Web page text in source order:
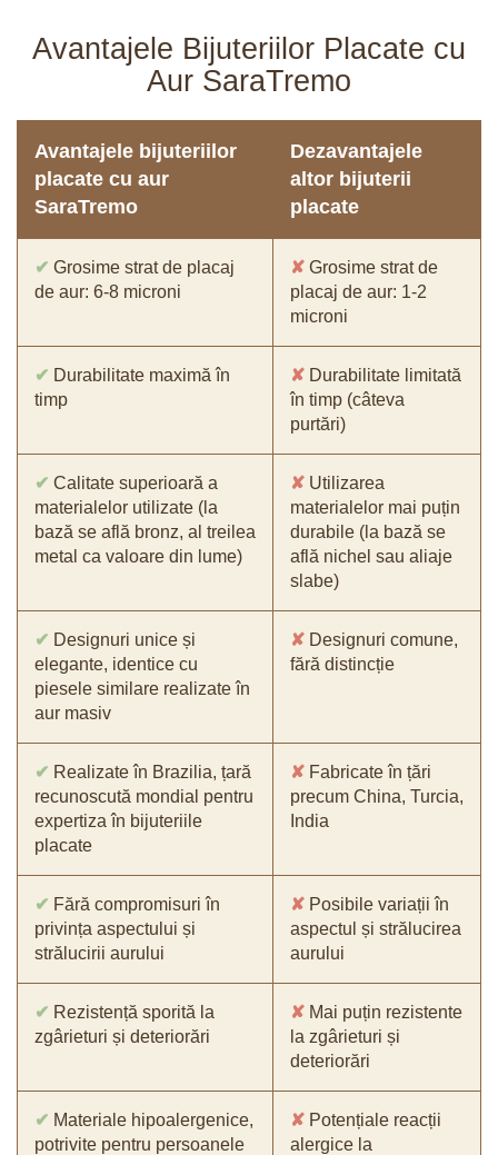
Avantajele Bijuteriilor Placate cu
Aur SaraTremo
Avantajele bijuteriilor
placate cu aur
SaraTremo
Dezavantajele
altor bijuterii
placate
✔ Grosime strat de placaj
de aur: 6-8 microni
✘ Grosime strat de
placaj de aur: 1-2
microni
✔ Durabilitate maximă în
timp
✘ Durabilitate limitată
în timp (câteva
purtări)
✔ Calitate superioară a
materialelor utilizate (la
bază se află bronz, al treilea
metal ca valoare din lume)
✘ Utilizarea
materialelor mai puțin
durabile (la bază se
află nichel sau aliaje
slabe)
✔ Designuri unice și
elegante, identice cu
piesele similare realizate în
aur masiv
✘ Designuri comune,
fără distincție
✔ Realizate în Brazilia, țară
recunoscută mondial pentru
expertiza în bijuteriile
placate
✘ Fabricate în țări
precum China, Turcia,
India
✔ Fără compromisuri în
privința aspectului și
strălucirii aurului
✘ Posibile variații în
aspectul și strălucirea
aurului
✔ Rezistență sporită la
zgârieturi și deteriorări
✘ Mai puțin rezistente
la zgârieturi și
deteriorări
✔ Materiale hipoalergenice,
potrivite pentru persoanele
✘ Potențiale reacții
alergice la